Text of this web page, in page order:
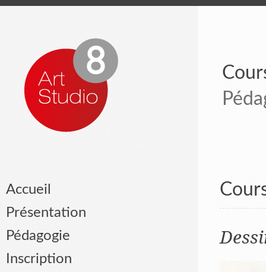
Accueil
Présentation
Pédagogie
Inscription